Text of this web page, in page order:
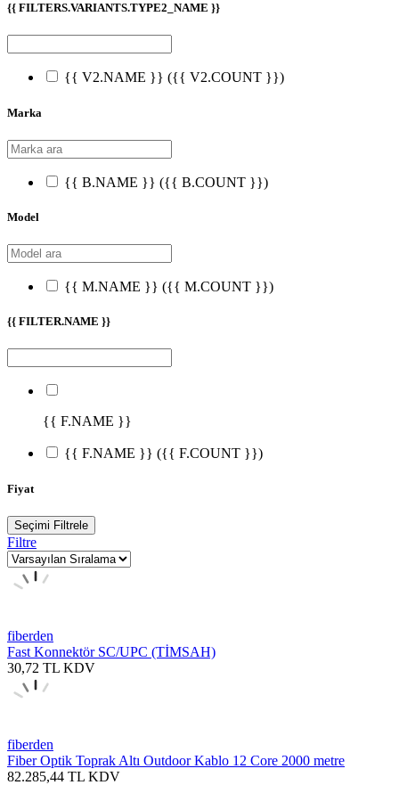
{{ FILTERS.VARIANTS.TYPE2_NAME }}
{{ V2.NAME }} ({{ V2.COUNT }})
Marka
{{ B.NAME }} ({{ B.COUNT }})
Model
{{ M.NAME }} ({{ M.COUNT }})
{{ FILTER.NAME }}
{{ F.NAME }}
{{ F.NAME }} ({{ F.COUNT }})
Fiyat
Seçimi Filtrele
Filtre
fiberden
Fast Konnektör SC/UPC (TİMSAH)
30,72 TL KDV
fiberden
Fiber Optik Toprak Altı Outdoor Kablo 12 Core 2000 metre
82.285,44 TL KDV